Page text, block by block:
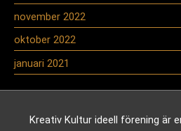
november 2022
oktober 2022
januari 2021
Kreativ Kultur ideell förening är